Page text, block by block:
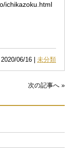
ichikazoku.html
2020/06/16 | 未分類
次の記事へ »